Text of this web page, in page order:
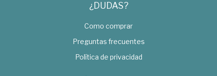
¿DUDAS?
Como comprar
Preguntas frecuentes
Política de privacidad